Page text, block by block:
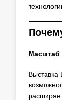
Масштаб
Выставка